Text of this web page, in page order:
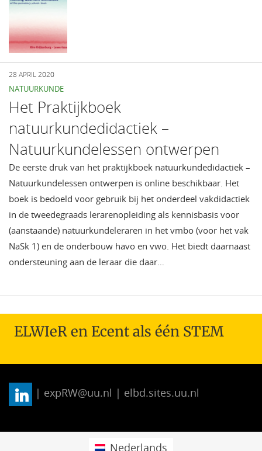
28 APRIL 2020
NATUURKUNDE
Het Praktijkboek
natuurkundedidactiek –
Natuurkundelessen ontwerpen
De eerste druk van het praktijkboek natuurkundedidactiek –
Natuurkundelessen ontwerpen is online beschikbaar. Het
boek is bedoeld voor gebruik bij het onderdeel vakdidactiek
in de tweedegraads lerarenopleiding als kennisbasis voor
(aanstaan­de) natuurkundeleraren in het vmbo (voor het vak
NaSk 1) en de onderbouw havo en vwo. Het biedt daarnaast
ondersteuning aan de leraar die daar…
ELWIeR en Ecent als één STEM
| expRW@uu.nl | elbd.sites.uu.nl
Nederlands